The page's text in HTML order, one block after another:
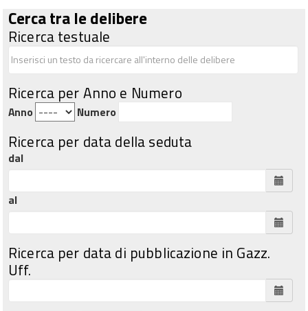
Cerca tra le delibere
Ricerca testuale
Ricerca per Anno e Numero
Anno Numero
Ricerca per data della seduta
dal
al
Ricerca per data di pubblicazione in Gazz.
Uff.